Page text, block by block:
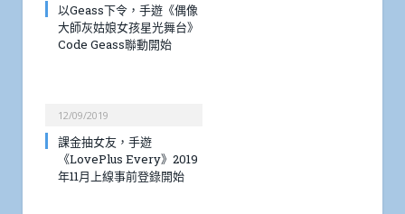
以Geass下令，手遊《偶像
大師灰姑娘女孩星光舞台》
Code Geass聯動開始
12/09/2019
課金抽女友，手遊
《LovePlus Every》2019
年11月上線事前登錄開始